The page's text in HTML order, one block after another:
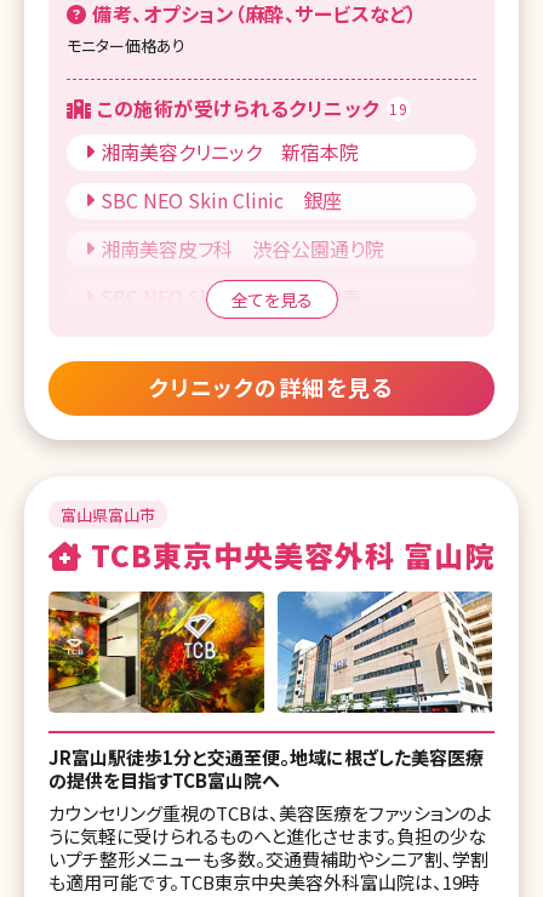
備考、オプション（麻酔、サービスなど）
モニター価格あり
この施術が受けられるクリニック 19
湘南美容クリニック 新宿本院
SBC NEO Skin Clinic 銀座
湘南美容皮フ科 渋谷公園通り院
SBC NEO Skin Clinic 恵比寿
湘南美容皮フ科 新宿東口院
湘南美容皮フ科 五反田院
湘南美容皮フ科 札幌大通院
湘南美容皮フ科 仙台院
湘南美容皮フ科 千葉院
湘南美容皮フ科 平塚院
湘南美容皮フ科 栄矢場町院
湘南美容皮フ科 京都河原町院
湘南美容皮フ科 梅田茶屋町院
湘南美容皮フ科 枚方院
全てを見る
クリニックの詳細を見る
富山県富山市
TCB東京中央美容外科 富山院
JR富山駅徒歩1分と交通至便。地域に根ざした美容医療
の提供を目指すTCB富山院へ
カウンセリング重視のTCBは、美容医療をファッションのよ
うに気軽に受けられるものへと進化させます。負担の少な
いプチ整形メニューも多数。交通費補助やシニア割、学割
も適用可能です。TCB東京中央美容外科富山院は、19時